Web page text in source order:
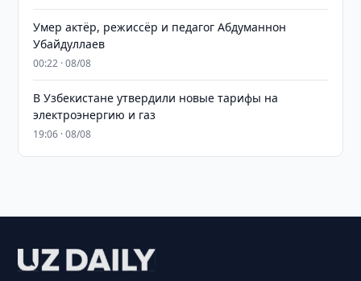
Умер актёр, режиссёр и педагог Абдуманнон
Убайдуллаев
00:22 · 08/08
В Узбекистане утвердили новые тарифы на
электроэнергию и газ
19:06 · 08/08